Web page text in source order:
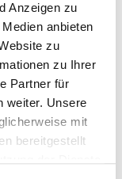
Anzeigen zu
anbieten
zu
zu Ihrer
Partner für
weiter. Unsere
mit
bereitgestellt